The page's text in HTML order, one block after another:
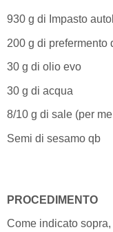
930 g di Impasto
200 g di prefermento
30 g di olio evo
30 g di acqua
8/10 g di sale (per
Semi di sesamo qb
PROCEDIMENTO
Come indicato